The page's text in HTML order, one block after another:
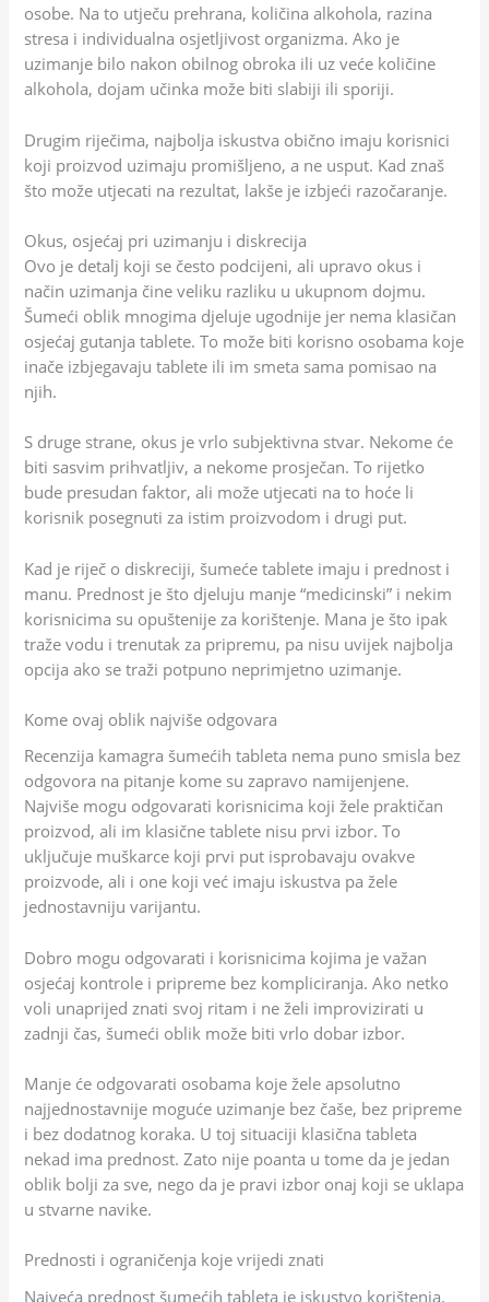
osobe. Na to utječu prehrana, količina alkohola, razina
stresa i individualna osjetljivost organizma. Ako je
uzimanje bilo nakon obilnog obroka ili uz veće količine
alkohola, dojam učinka može biti slabiji ili sporiji.
Drugim riječima, najbolja iskustva obično imaju korisnici
koji proizvod uzimaju promišljeno, a ne usput. Kad znaš
što može utjecati na rezultat, lakše je izbjeći razočaranje.
Okus, osjećaj pri uzimanju i diskrecija
Ovo je detalj koji se često podcijeni, ali upravo okus i
način uzimanja čine veliku razliku u ukupnom dojmu.
Šumeći oblik mnogima djeluje ugodnije jer nema klasičan
osjećaj gutanja tablete. To može biti korisno osobama koje
inače izbjegavaju tablete ili im smeta sama pomisao na
njih.
S druge strane, okus je vrlo subjektivna stvar. Nekome će
biti sasvim prihvatljiv, a nekome prosječan. To rijetko
bude presudan faktor, ali može utjecati na to hoće li
korisnik posegnuti za istim proizvodom i drugi put.
Kad je riječ o diskreciji, šumeće tablete imaju i prednost i
manu. Prednost je što djeluju manje “medicinski” i nekim
korisnicima su opuštenije za korištenje. Mana je što ipak
traže vodu i trenutak za pripremu, pa nisu uvijek najbolja
opcija ako se traži potpuno neprimjetno uzimanje.
Kome ovaj oblik najviše odgovara
Recenzija kamagra šumećih tableta nema puno smisla bez
odgovora na pitanje kome su zapravo namijenjene.
Najviše mogu odgovarati korisnicima koji žele praktičan
proizvod, ali im klasične tablete nisu prvi izbor. To
uključuje muškarce koji prvi put isprobavaju ovakve
proizvode, ali i one koji već imaju iskustva pa žele
jednostavniju varijantu.
Dobro mogu odgovarati i korisnicima kojima je važan
osjećaj kontrole i pripreme bez kompliciranja. Ako netko
voli unaprijed znati svoj ritam i ne želi improvizirati u
zadnji čas, šumeći oblik može biti vrlo dobar izbor.
Manje će odgovarati osobama koje žele apsolutno
najjednostavnije moguće uzimanje bez čaše, bez pripreme
i bez dodatnog koraka. U toj situaciji klasična tableta
nekad ima prednost. Zato nije poanta u tome da je jedan
oblik bolji za sve, nego da je pravi izbor onaj koji se uklapa
u stvarne navike.
Prednosti i ograničenja koje vrijedi znati
Najveća prednost šumećih tableta je iskustvo korištenja.